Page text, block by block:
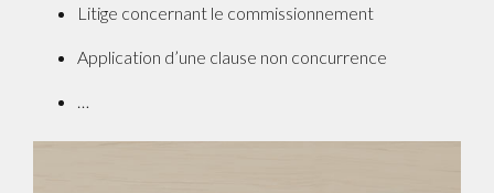
Litige concernant le commissionnement
Application d’une clause non concurrence